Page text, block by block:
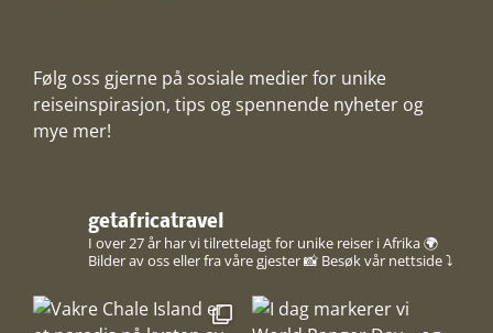
Følg oss gjerne på sosiale medier for unike
reiseinspirasjon, tips og spennende nyheter og
mye mer!
getafricatravel
I over 27 år har vi tilrettelagt for unike reiser i Afrika 🌍
Bilder av oss eller fra våre gjester 📸 Besøk vår nettside ⤵️